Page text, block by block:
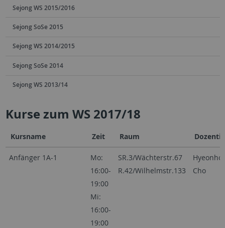
Sejong WS 2015/2016
Sejong SoSe 2015
Sejong WS 2014/2015
Sejong SoSe 2014
Sejong WS 2013/14
Kurse zum WS 2017/18
Kursname Zeit Raum Dozentin
Anfänger 1A-1
Mo:
16:00-
19:00
Mi:
16:00-
19:00
SR.3/Wächterstr.67
R.42/Wilhelmstr.133
Hyeonho
Cho